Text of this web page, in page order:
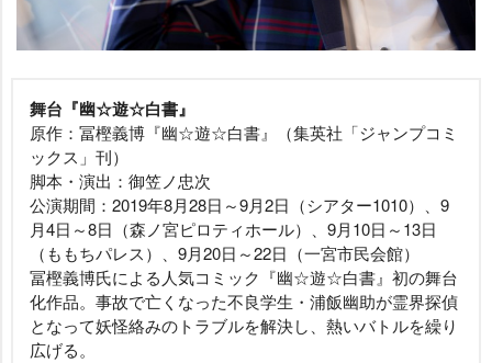
舞台『幽☆遊☆白書』
原作：冨樫義博『幽☆遊☆白書』（集英社「ジャンプコミ
ックス」刊）
脚本・演出：御笠ノ忠次
公演期間：2019年8月28日～9月2日（シアター1010）、9
月4日～8日（森ノ宮ピロティホール）、9月10日～13日
（ももちパレス）、9月20日～22日（一宮市民会館）
冨樫義博氏による人気コミック『幽☆遊☆白書』初の舞台
化作品。事故で亡くなった不良学生・浦飯幽助が霊界探偵
となって妖怪絡みのトラブルを解決し、熱いバトルを繰り
広げる。